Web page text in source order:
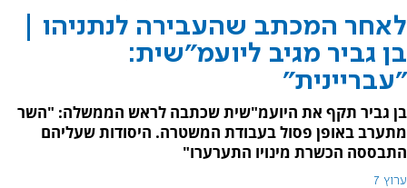
לאחר המכתב שהעבירה לנתניהו |
בן גביר מגיב ליועמ"שית:
"עבריינית"
בן גביר תקף את היועמ"שית שכתבה לראש הממשלה: "השר
מתערב באופן פסול בעבודת המשטרה. היסודות שעליהם
התבססה הכשרת מינויו התערערו"
ערוץ 7